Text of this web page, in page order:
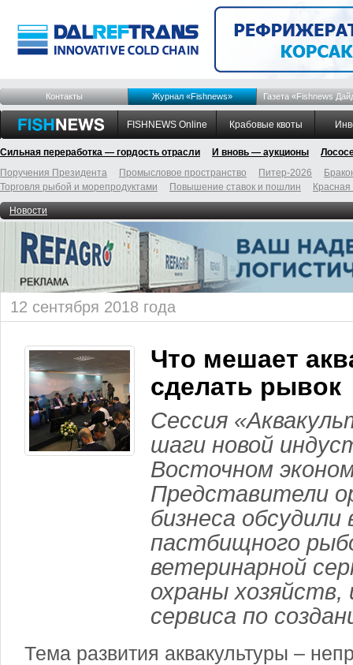
Контакты Журнал «Fishnews» Газета «Fishnews
FISHNEWS Online Крабовые квоты
Сильная переработка — гордость отрасли И вновь — аукционы
Поручения Президента
Промысловое пространство Питер-2026
Торговля рыбой и морепродуктами
Повышение ставок и пошлин
Новости
12 сентября 2018 года
Что мешает
сделать рывок
Сессия
шаги новой
Восточном
Представители
бизнеса обсудили
пастбищного
ветеринарной
охраны
сервиса по
Тема развития аквакультуры –